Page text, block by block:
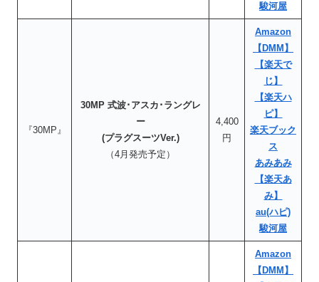
駿河屋
『30MP』
30MP 式波･アスカ･ラングレ
ー
(プラグスーツVer.)
（4月発売予定）
4,400
円
Amazon
【DMM】
【楽天で
じ】
【楽天ハ
ピ】
楽天ブック
ス
あみあみ
【楽天あ
み】
au(ハピ)
駿河屋
Amazon
【DMM】